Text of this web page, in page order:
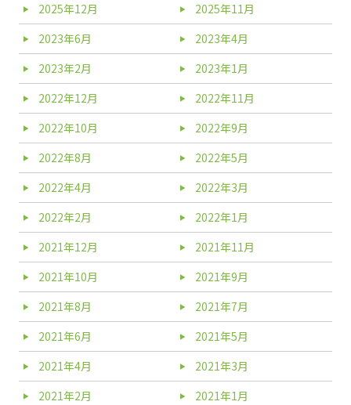
2025年12月
2025年11月
2023年6月
2023年4月
2023年2月
2023年1月
2022年12月
2022年11月
2022年10月
2022年9月
2022年8月
2022年5月
2022年4月
2022年3月
2022年2月
2022年1月
2021年12月
2021年11月
2021年10月
2021年9月
2021年8月
2021年7月
2021年6月
2021年5月
2021年4月
2021年3月
2021年2月
2021年1月